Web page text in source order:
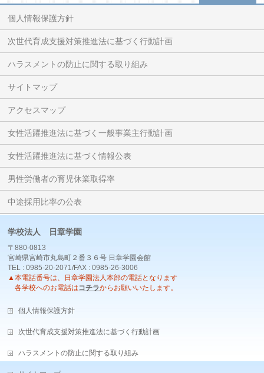
個人情報保護方針
次世代育成支援対策推進法に基づく行動計画
ハラスメントの防止に関する取り組み
サイトマップ
アクセスマップ
女性活躍推進法に基づく一般事業主行動計画
女性活躍推進法に基づく情報公表
男性労働者の育児休業取得率
中途採用比率の公表
学校法人 日章学園
〒880-0813
宮崎県宮崎市丸島町２番３６号 日章学園会館
TEL : 0985-20-2071/FAX : 0985-26-3006
▲本電話番号は、日章学園法人本部の電話となります
各学校へのお電話は コチラからお願いいたします。
個人情報保護方針
次世代育成支援対策推進法に基づく行動計画
ハラスメントの防止に関する取り組み